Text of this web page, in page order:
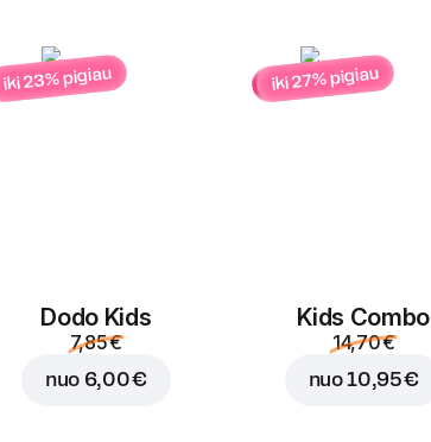
Chicken BBQ
iki 23% pigiau
Dodo Kids
7,85 €
nuo 6,00 €
iki 27% pigiau
Kids Combo
14,70 €
nuo10,95 €